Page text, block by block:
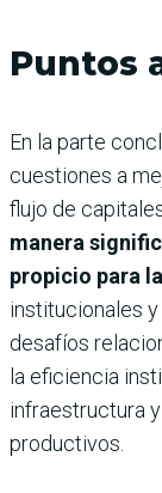
Puntos
En la parte
cuestiones a
flujo de
manera
propicio para
institucionales
desafíos
la eficiencia
infraestructura
productivos.